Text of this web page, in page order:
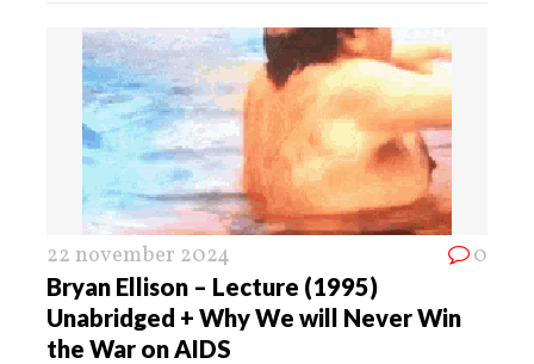
22 november 2024 0
Bryan Ellison – Lecture (1995)
Unabridged + Why We will Never Win
the War on AIDS